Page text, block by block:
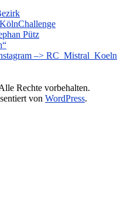
Pütz
–> RC_Mistral_Koeln
Rechte vorbehalten.
von WordPress.